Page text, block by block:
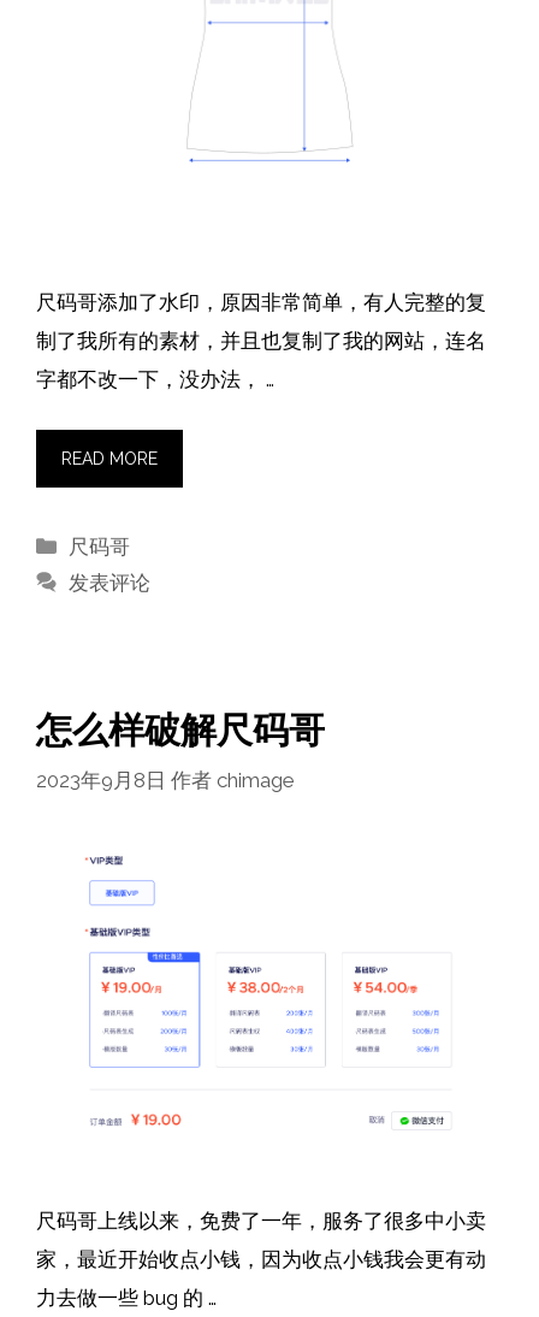
尺码哥添加了水印，原因非常简单，有人完整的复
制了我所有的素材，并且也复制了我的网站，连名
字都不改一下，没办法， …
READ MORE
分
类
尺码哥
发表评论
怎么样破解尺码哥
2023年9月8日 作者 chimage
尺码哥上线以来，免费了一年，服务了很多中小卖
家，最近开始收点小钱，因为收点小钱我会更有动
力去做一些 bug 的 …